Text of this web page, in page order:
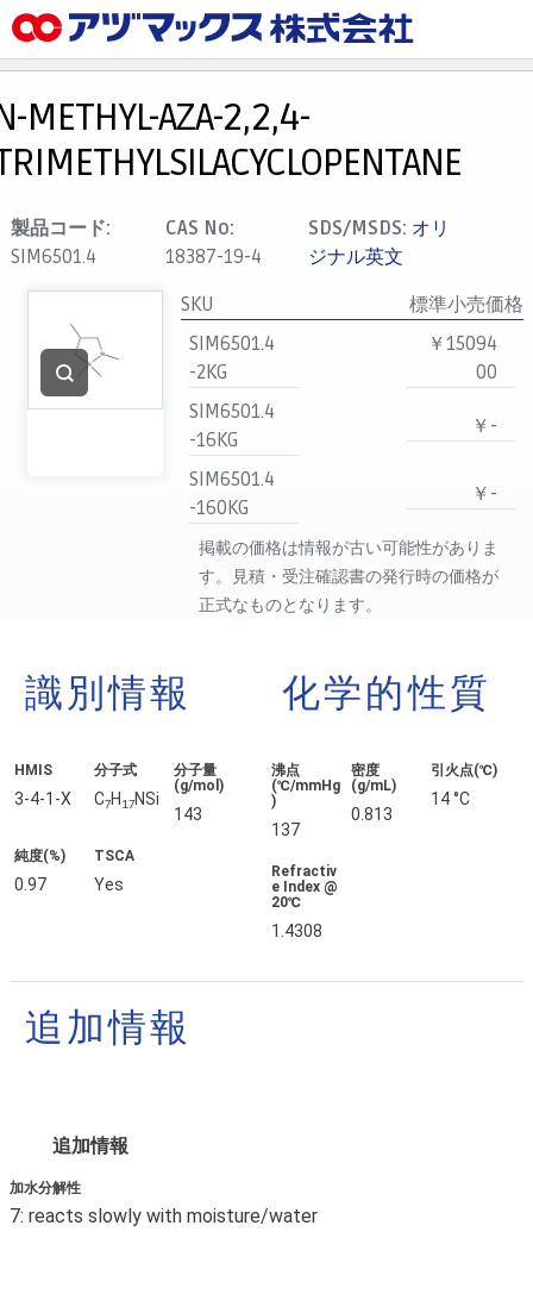
お気に入り
カート
マイアカウント
主要取扱ブランド
支払い
製品検索
METHYL-AZA-2,2,4-
製品コード:
SIM6501.4
CAS No:
18387-19-4
SDS/MSDS: オリ
ジナル英文
SKU
標準小売価格
SIM6501.4
-2KG
￥15094
00
SIM6501.4
-16KG
￥-
SIM6501.4
-160KG
￥-
掲載の価格は情報が古い可能性がありま
す。見積・受注確認書の発行時の価格が
正式なものとなります。
識別情報
HMIS
3-4-1-X
分子式
C7H 17NSi
分子量
(g/mol)
143
純度(%)
0.97
TSCA
Yes
化学的性質
沸点
(℃/mmHg
)
137
密度
(g/mL)
0.813
引火点(℃)
14 °C
Refractiv
e Index @
20℃
1.4308
追加情報
追加情報
加水分解性
7: reacts slowly with moisture/water